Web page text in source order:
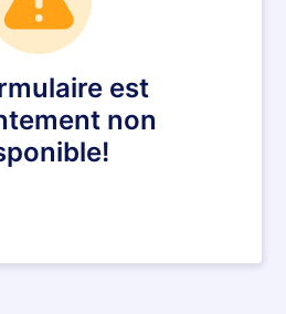
est
non